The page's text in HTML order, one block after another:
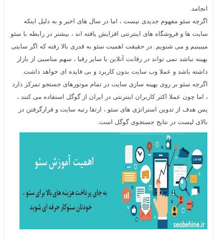
انجامد.
اگرچه سئو مفهوم جدیدی نیست ، اما در سال های اخیر و به دلیل اینکه
سایت ها و فروشگاه های اینترنتی افزایش یافته اند ، بیشتر در رابطه با سئو
میبینیم و می شنویم. در حقیقت اهمیت سئو به قدری بالا رفته که اگر سایتی
بهینه نباشد نمی تواند در رقابت آنلاین با سایر رقبا ، سهم مناسبی از بازار
داشته باشد و عملا وب سایت بدون کاربرد و بی فایده ای خواهد داشت.
اگرچه سئو بر روی بهینه سازی سایت در تمام موتورهای جستجو تمرکز دارد
، اما چون عملا اکثر کاربران اینترنتی در ایران از گوگل استفاده می کنند ،
پس هدف از تدوین استراتژی های سئو ، ارتقا رتبه سایت و قرارگرفتن در
بالای لیست در نتایج جستجوی گوگل است.